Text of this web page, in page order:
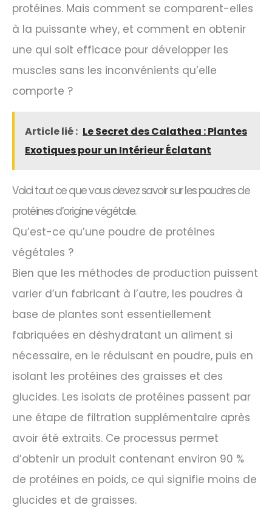
protéines. Mais comment se comparent-elles
à la puissante whey, et comment en obtenir
une qui soit efficace pour développer les
muscles sans les inconvénients qu’elle
comporte ?
Article lié : Le Secret des Calathea : Plantes
Exotiques pour un Intérieur Éclatant
Voici tout ce que vous devez savoir sur les poudres de
protéines d’origine végétale.
Qu’est-ce qu’une poudre de protéines
végétales ?
Bien que les méthodes de production puissent
varier d’un fabricant à l’autre, les poudres à
base de plantes sont essentiellement
fabriquées en déshydratant un aliment si
nécessaire, en le réduisant en poudre, puis en
isolant les protéines des graisses et des
glucides. Les isolats de protéines passent par
une étape de filtration supplémentaire après
avoir été extraits. Ce processus permet
d’obtenir un produit contenant environ 90 %
de protéines en poids, ce qui signifie moins de
glucides et de graisses.